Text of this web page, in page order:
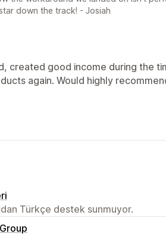
down the track! - Josiah
created good income during the
again. Would highly
Türkçe destek sunmuyor.